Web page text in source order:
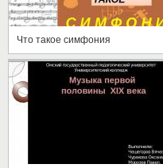
Что такое симфония